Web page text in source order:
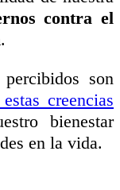
contra el
.
son
creencias
bienestar
en la vida.